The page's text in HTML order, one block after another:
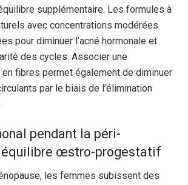
supplémentaire. Les formules à
avec concentrations modérées
pour diminuer l’acné hormonale et
des cycles. Associer une
fibres permet également de diminuer
par le biais de l’élimination
pendant la péri-
équilibre œstro-progestatif
les femmes subissent des